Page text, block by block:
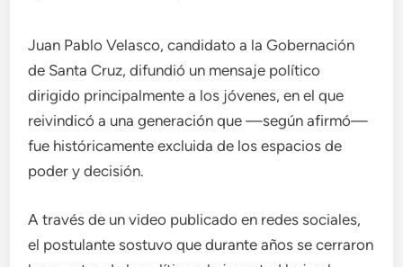
Juan Pablo Velasco, candidato a la Gobernación
de Santa Cruz, difundió un mensaje político
dirigido principalmente a los jóvenes, en el que
reivindicó a una generación que —según afirmó—
fue históricamente excluida de los espacios de
poder y decisión.
A través de un video publicado en redes sociales,
el postulante sostuvo que durante años se cerraron